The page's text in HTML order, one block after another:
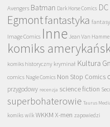
Avengers Batman Dark Horse Comics DC
Egmontfantastyka fantasy
Image Comics Inne Jean Van Hamme
komiks
komiks historyczny kryminał Kultura
comics Nagle Comics Non Stop Comics
przygodowy recenzja science fiction
superbohaterowie Taurus
komiks wilk WKKM X-men zapowiedzi